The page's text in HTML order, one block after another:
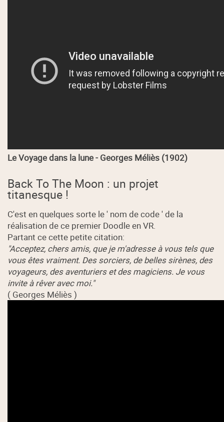
Le Voyage dans la lune - Georges Méliès (1902)
Back To The Moon : un projet
titanesque !
C'est en quelques sorte le ' nom de code ' de la
réalisation de ce premier Doodle en VR.
Partant ce cette petite citation:
"Acceptez, chers amis, que je m'adresse à vous tels que
vous êtes vraiment. Des sorciers, de belles sirènes, des
voyageurs, des aventuriers et des magiciens. Je vous
invite à rêver avec moi."
( Georges Méliès )